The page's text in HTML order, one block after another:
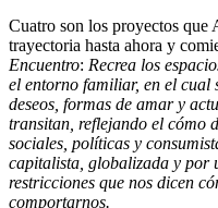
Cuatro son los proyectos que
trayectoria hasta ahora y
Encuentro: Recrea los
el entorno familiar, en el cual
deseos, formas de amar y
transitan, reflejando el cómo
sociales, políticas y
capitalista, globalizada y por
restricciones que nos dicen
comportarnos.